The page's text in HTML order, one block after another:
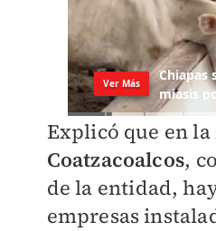
Explicó que en la
Coatzacoalcos,
de la entidad,
empresas